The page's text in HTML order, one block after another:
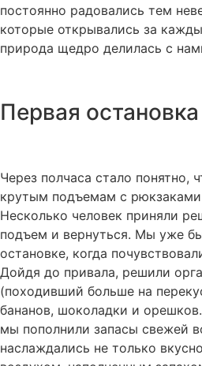
постоянно радовались тем
которые открывались за
природа щедро делилась с
Первая остановка
Через полчаса стало понятно,
крутым подъемам с
Несколько человек приняли
подъем и вернуться. Мы уже
остановке, когда
Дойдя до привала, решили
(походивший больше на
бананов, шоколадки и
мы пополнили запасы свежей
наслаждались не только